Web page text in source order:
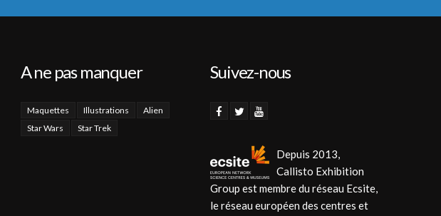
A ne pas manquer
Maquettes Illustrations
Alien
Star Wars
Star Trek
Suivez-nous
Depuis 2013,
Callisto Exhibition
Group est membre du réseau Ecsite,
le réseau européen des centres et